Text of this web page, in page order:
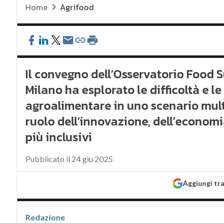
Home Agrifood
Il convegno dell’Osservatorio
Milano ha esplorato le difficoltà e
agroalimentare in uno scenario
ruolo dell’innovazione,
più inclusivi
Pubblicato il 24 giu 2025
Aggiungi
Redazione